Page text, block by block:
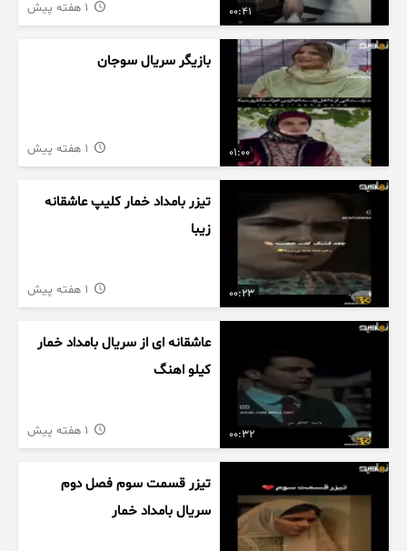
00:41
01:00
بازیگر سریال سوجان
00:23
تیزر بامداد خمار کلیپ عاشقانه
زیبا
00:32
عاشقانه ای از سریال بامداد خمار
کیلو اهنگ
تیزر قسمت سوم فصل دوم
سریال بامداد خمار